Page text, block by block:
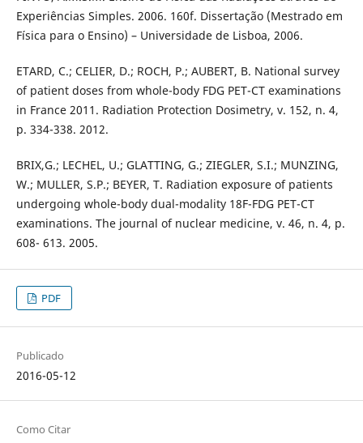
Experiências Simples. 2006. 160f. Dissertação (Mestrado em
Física para o Ensino) – Universidade de Lisboa, 2006.
ETARD, C.; CELIER, D.; ROCH, P.; AUBERT, B. National survey
of patient doses from whole-body FDG PET-CT examinations
in France 2011. Radiation Protection Dosimetry, v. 152, n. 4,
p. 334-338. 2012.
BRIX,G.; LECHEL, U.; GLATTING, G.; ZIEGLER, S.I.; MUNZING,
W.; MULLER, S.P.; BEYER, T. Radiation exposure of patients
undergoing whole-body dual-modality 18F-FDG PET-CT
examinations. The journal of nuclear medicine, v. 46, n. 4, p.
608- 613. 2005.
PDF
Publicado
2016-05-12
Como Citar